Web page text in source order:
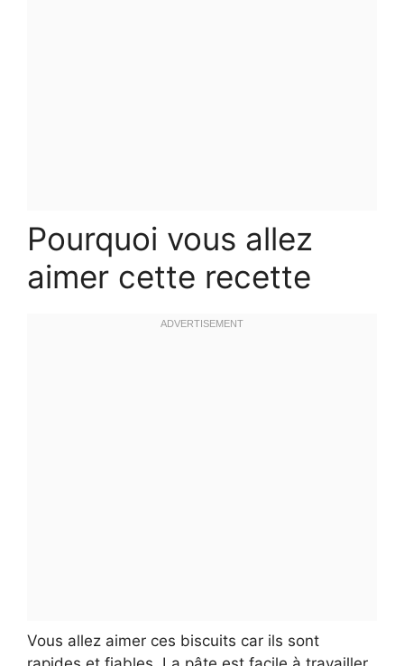
Pourquoi vous allez
aimer cette recette
Vous allez aimer ces biscuits car ils sont